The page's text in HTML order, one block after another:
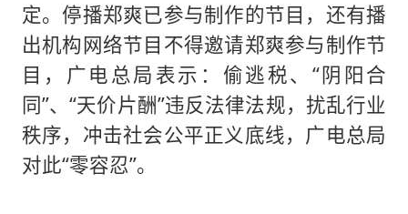
定。停播郑爽已参与制作的节目，还有播
出机构网络节目不得邀请郑爽参与制作节
目，广电总局表示：偷逃税、“阴阳合
同”、“天价片酬”违反法律法规，扰乱行业
秩序，冲击社会公平正义底线，广电总局
对此“零容忍”。